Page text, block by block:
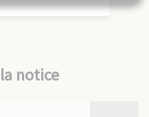
notice